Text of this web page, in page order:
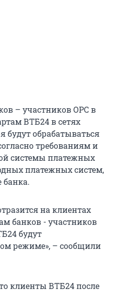
– участников ОРС в
ВТБ24 в сетях
будут обрабатываться
требованиям и
системы платежных
платежных систем,
банка.
на клиентах
банков - участников
будут
режиме», – сообщили
клиенты ВТБ24 после